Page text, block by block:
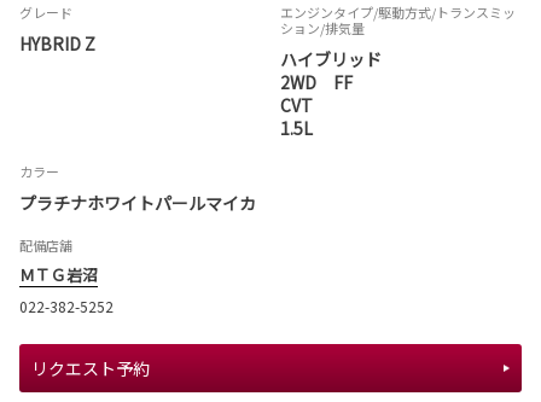
グレード
HYBRID Z
エンジンタイプ/駆動方式/トランスミッ
ション/排気量
ハイブリッド
2WD FF
CVT
1.5L
カラー
プラチナホワイトパールマイカ
配備店舗
ＭＴＧ岩沼
022-382-5252
リクエスト予約